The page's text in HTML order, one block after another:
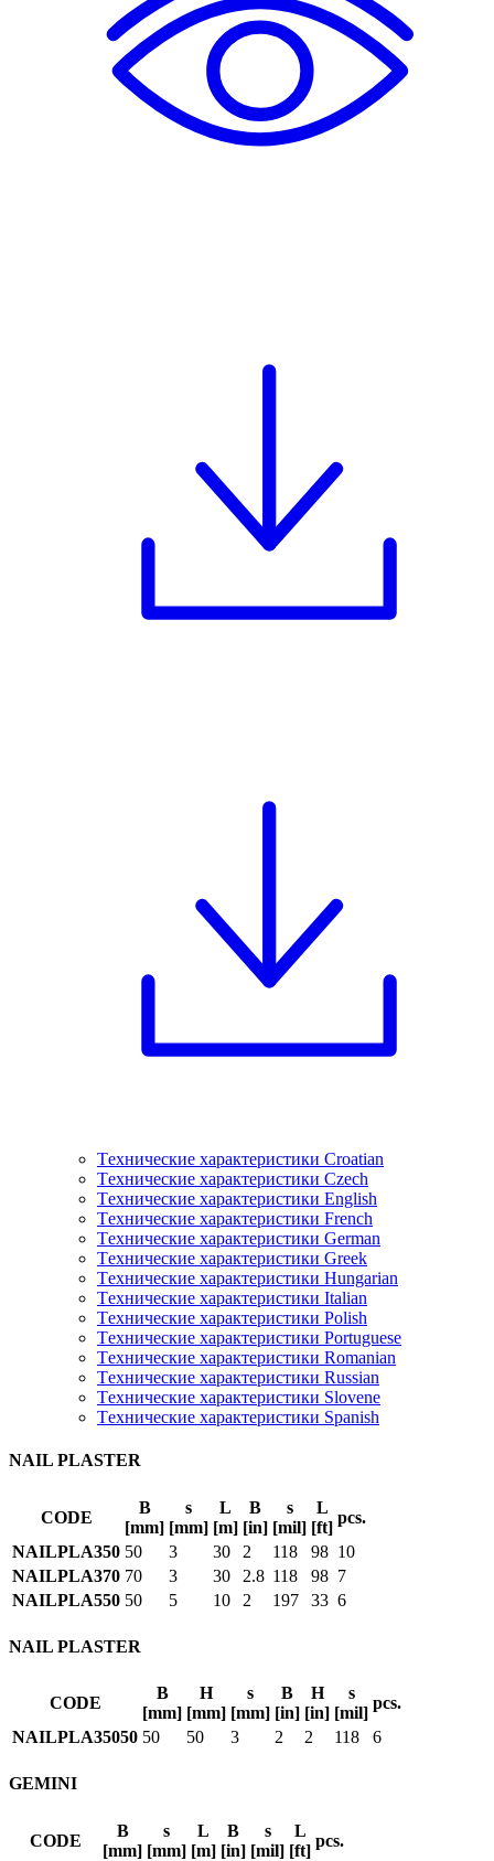
Tехнические характеристики Croatian
Tехнические характеристики Czech
Tехнические характеристики English
Tехнические характеристики French
Tехнические характеристики German
Tехнические характеристики Greek
Tехнические характеристики Hungarian
Tехнические характеристики Italian
Tехнические характеристики Polish
Tехнические характеристики Portuguese
Tехнические характеристики Romanian
Tехнические характеристики Russian
Tехнические характеристики Slovene
Tехнические характеристики Spanish
NAIL PLASTER
CODE
B
[mm]
s
[mm]
L
[m]
B
[in]
s
[mil]
L
[ft]
pcs.
NAILPLA350 50 3 30 2 118 98 10
NAILPLA370 70 3 30 2.8 118 98 7
NAILPLA550 50 5 10 2 197 33 6
NAIL PLASTER
CODE
B
[mm]
H
[mm]
s
[mm]
B
[in]
H
[in]
s
[mil]
pcs.
NAILPLA35050 50 50 3 2 2 118 6
GEMINI
CODE
B
[mm]
s
[mm]
L
[m]
B
[in]
s
[mil]
L
[ft]
pcs.